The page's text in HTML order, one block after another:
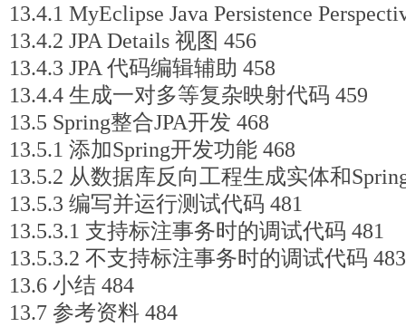
13.4.1 MyEclipse Java Persistence
13.4.2 JPA Details 视图 456
13.4.3 JPA 代码编辑辅助 458
13.4.4 生成一对多等复杂映射代码 459
13.5 Spring整合JPA开发 468
13.5.1 添加Spring开发功能 468
13.5.2 从数据库反向工程生成实体和
13.5.3 编写并运行测试代码 481
13.5.3.1 支持标注事务时的调试代码 481
13.5.3.2 不支持标注事务时的调试代码 483
13.6 小结 484
13.7 参考资料 484